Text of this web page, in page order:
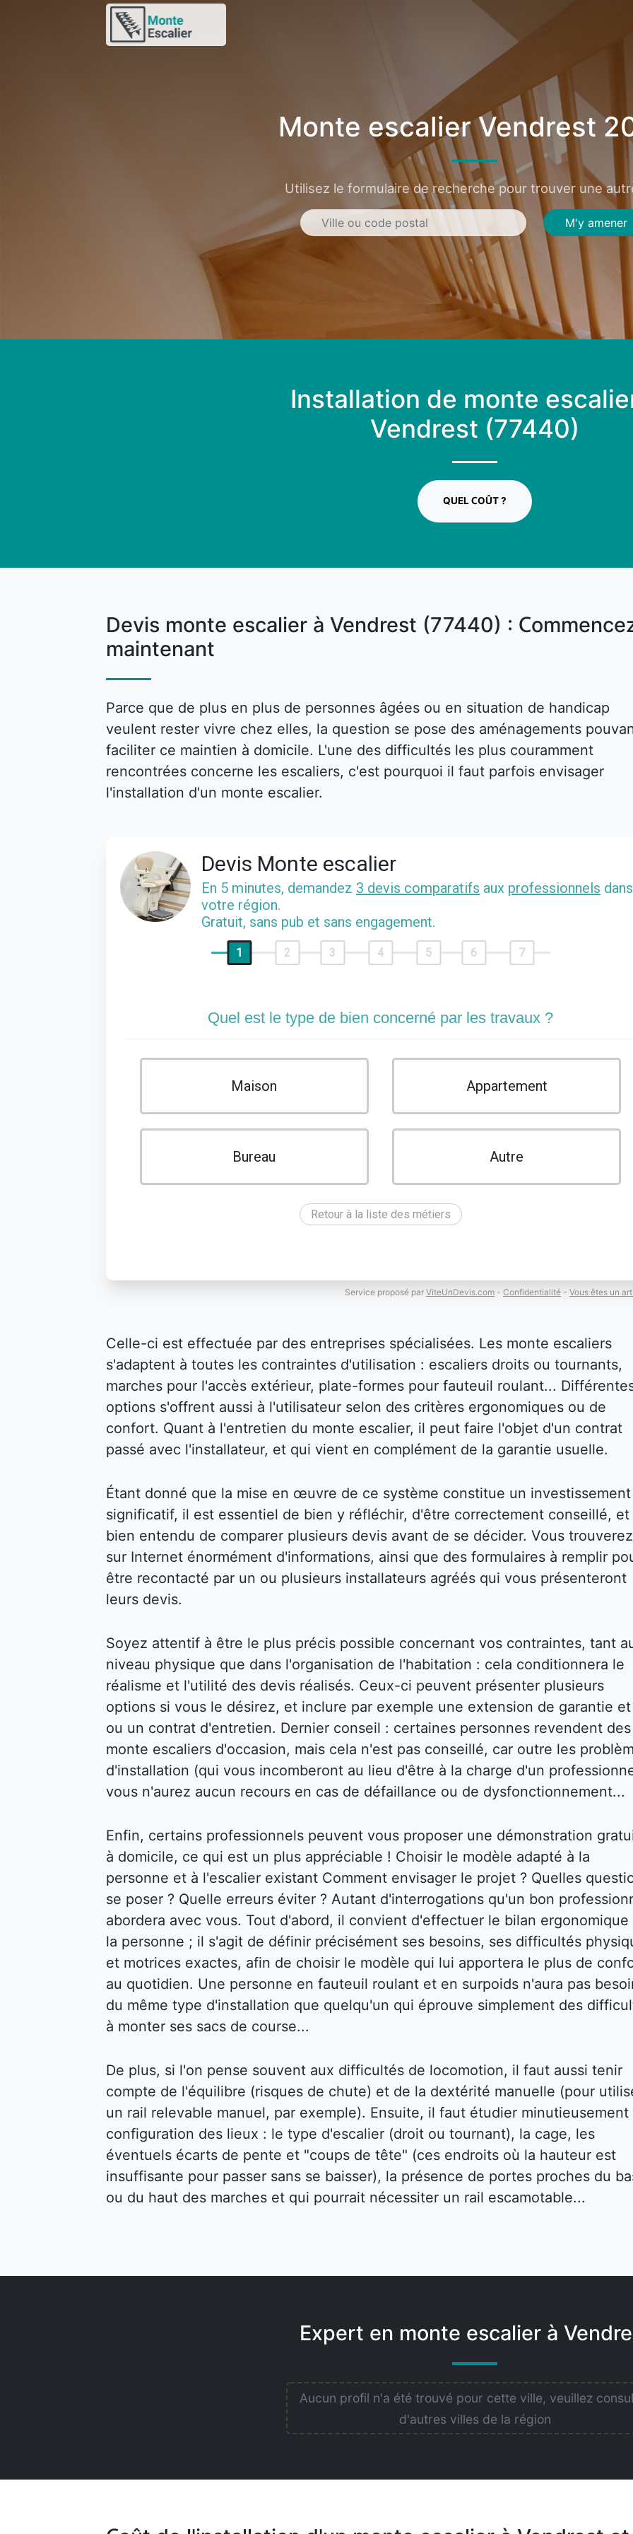
Monte escalier Vendrest
Utilisez le formulaire de recherche pour trouver une
M'y amener
Installation de monte
Vendrest (77440)
QUEL COÛT ?
Devis monte escalier à Vendrest (77440) :
maintenant
Parce que de plus en plus de personnes âgées ou en situation de handicap
veulent rester vivre chez elles, la question se pose des aménagements
faciliter ce maintien à domicile. L'une des difficultés les plus couramment
rencontrées concerne les escaliers, c'est pourquoi il faut parfois envisager
l'installation d'un monte escalier.
Devis Monte escalier
En 5 minutes, demandez 3 devis comparatifs aux professionnels dans
votre région.
Gratuit, sans pub et sans engagement.
1 2 3 4 5 6 7
Quel est le type de bien concerné par les travaux ?
Maison Appartement
Bureau Autre
Retour à la liste des métiers
Service proposé par ViteUnDevis.com - Confidentialité - Vous êtes un
Celle-ci est effectuée par des entreprises spécialisées. Les monte escaliers
s'adaptent à toutes les contraintes d'utilisation : escaliers droits ou tournants,
marches pour l'accès extérieur, plate-formes pour fauteuil roulant...
options s'offrent aussi à l'utilisateur selon des critères ergonomiques ou de
confort. Quant à l'entretien du monte escalier, il peut faire l'objet d'un contrat
passé avec l'installateur, et qui vient en complément de la garantie usuelle.
Étant donné que la mise en œuvre de ce système constitue un investissement
significatif, il est essentiel de bien y réfléchir, d'être correctement conseillé, et
bien entendu de comparer plusieurs devis avant de se décider. Vous trouverez
sur Internet énormément d'informations, ainsi que des formulaires à remplir
être recontacté par un ou plusieurs installateurs agréés qui vous présenteront
leurs devis.
Soyez attentif à être le plus précis possible concernant vos contraintes, tant
niveau physique que dans l'organisation de l'habitation : cela conditionnera le
réalisme et l'utilité des devis réalisés. Ceux-ci peuvent présenter plusieurs
options si vous le désirez, et inclure par exemple une extension de garantie
ou un contrat d'entretien. Dernier conseil : certaines personnes revendent des
monte escaliers d'occasion, mais cela n'est pas conseillé, car outre les
d'installation (qui vous incomberont au lieu d'être à la charge d'un
vous n'aurez aucun recours en cas de défaillance ou de dysfonctionnement...
Enfin, certains professionnels peuvent vous proposer une démonstration
à domicile, ce qui est un plus appréciable ! Choisir le modèle adapté à la
personne et à l'escalier existant Comment envisager le projet ? Quelles
se poser ? Quelle erreurs éviter ? Autant d'interrogations qu'un bon
abordera avec vous. Tout d'abord, il convient d'effectuer le bilan ergonomique
la personne ; il s'agit de définir précisément ses besoins, ses difficultés
et motrices exactes, afin de choisir le modèle qui lui apportera le plus de
au quotidien. Une personne en fauteuil roulant et en surpoids n'aura pas
du même type d'installation que quelqu'un qui éprouve simplement des
à monter ses sacs de course...
De plus, si l'on pense souvent aux difficultés de locomotion, il faut aussi tenir
compte de l'équilibre (risques de chute) et de la dextérité manuelle (pour
un rail relevable manuel, par exemple). Ensuite, il faut étudier minutieusement
configuration des lieux : le type d'escalier (droit ou tournant), la cage, les
éventuels écarts de pente et "coups de tête" (ces endroits où la hauteur est
insuffisante pour passer sans se baisser), la présence de portes proches du
ou du haut des marches et qui pourrait nécessiter un rail escamotable...
Expert en monte escalier à
Aucun profil n'a été trouvé pour cette ville, veuillez
d'autres villes de la région